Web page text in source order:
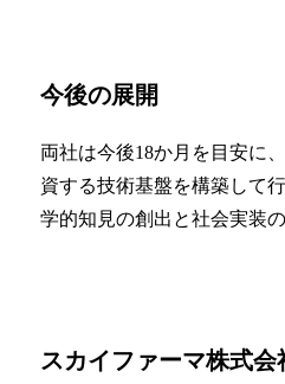
今後の展開
両社は今後18か月を目安に
資する技術基盤を構築して
学的知見の創出と社会実装
スカイファーマ株式会